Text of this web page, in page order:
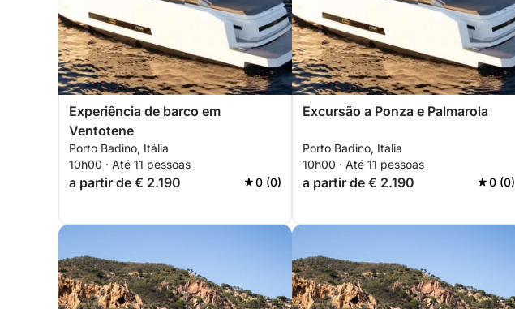
Experiência de barco em
Ventotene
Porto Badino, Itália
10h00 · Até 11 pessoas
a partir de € 2.190 0 (0)
Excursão a Ponza e Palmarola
Porto Badino, Itália
10h00 · Até 11 pessoas
a partir de € 2.190 0 (0)